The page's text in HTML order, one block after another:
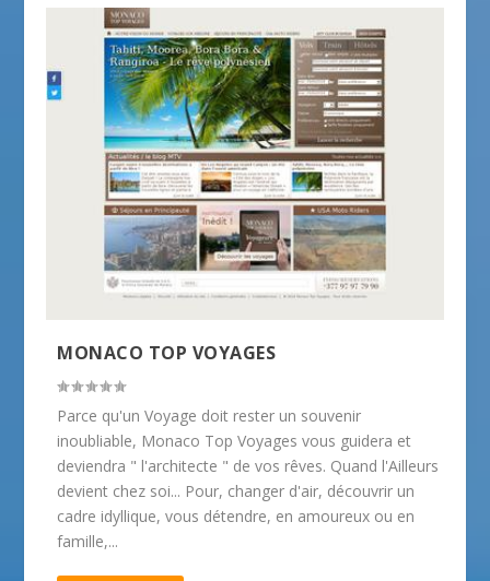
MONACO TOP VOYAGES
Parce qu'un Voyage doit rester un souvenir
inoubliable, Monaco Top Voyages vous guidera et
deviendra " l'architecte " de vos rêves. Quand l'Ailleurs
devient chez soi... Pour, changer d'air, découvrir un
cadre idyllique, vous détendre, en amoureux ou en
famille,...